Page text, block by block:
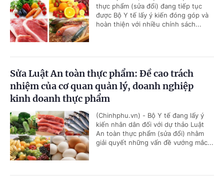
thực phẩm (sửa đổi) đang tiếp tục
được Bộ Y tế lấy ý kiến đóng góp và
hoàn thiện với nhiều chính sách...
Sửa Luật An toàn thực phẩm: Đề cao trách
nhiệm của cơ quan quản lý, doanh nghiệp
kinh doanh thực phẩm
(Chinhphu.vn) - Bộ Y tế đang lấy ý
kiến nhân dân đối với dự thảo Luật
An toàn thực phẩm (sửa đổi) nhằm
giải quyết những vấn đề vướng mắc...